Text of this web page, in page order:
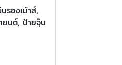
รองเม้าส์,
ยนต์, ป้ายจุ๊บ